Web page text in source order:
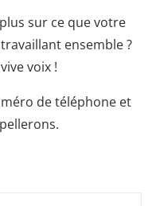
sur ce que votre
ensemble ?
voix !
de téléphone et